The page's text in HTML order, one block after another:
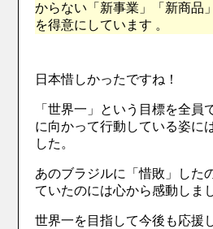
からない「新事業」「新商品
を得意にしています 。
日本惜しかったですね！
「世界一」という目標を全員
に向かって行動している姿に
した。
あのブラジルに「惜敗」した
ていたのには心から感動しま
世界一を目指して今後も応援